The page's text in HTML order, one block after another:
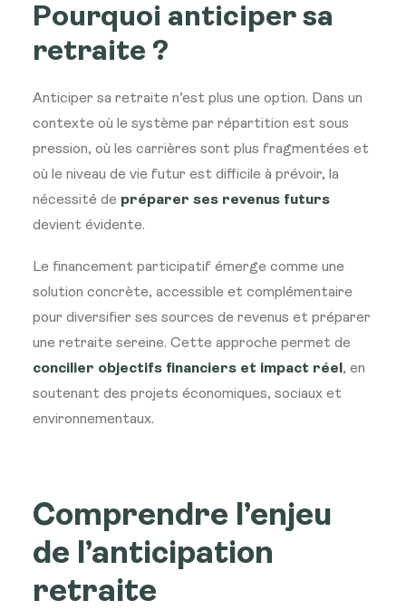
Pourquoi anticiper sa
retraite ?
Anticiper sa retraite n’est plus une option. Dans un
contexte où le système par répartition est sous
pression, où les carrières sont plus fragmentées et
où le niveau de vie futur est difficile à prévoir, la
nécessité de préparer ses revenus futurs
devient évidente.
Le financement participatif émerge comme une
solution concrète, accessible et complémentaire
pour diversifier ses sources de revenus et préparer
une retraite sereine. Cette approche permet de
concilier objectifs financiers et impact réel , en
soutenant des projets économiques, sociaux et
environnementaux.
Comprendre l’enjeu
de l’anticipation
retraite